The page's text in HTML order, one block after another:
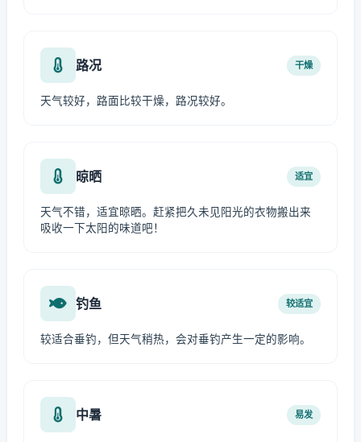
路况 干燥
天气较好，路面比较干燥，路况较好。
晾晒 适宜
天气不错，适宜晾晒。赶紧把久未见阳光的衣物搬出来
吸收一下太阳的味道吧！
钓鱼 较适宜
较适合垂钓，但天气稍热，会对垂钓产生一定的影响。
中暑 易发